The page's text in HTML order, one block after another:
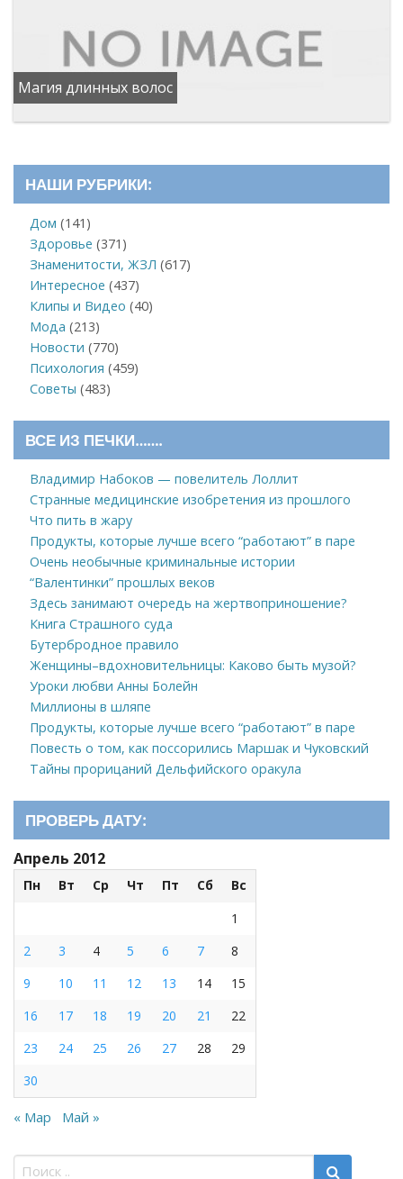
Магия длинных волос
НАШИ РУБРИКИ:
Дом (141)
Здоровье (371)
Знаменитости, ЖЗЛ (617)
Интересное (437)
Клипы и Видео (40)
Мода (213)
Новости (770)
Психология (459)
Советы (483)
ВСЕ ИЗ ПЕЧКИ…….
Владимир Набоков — повелитель Лоллит
Странные медицинские изобретения из прошлого
Что пить в жару
Продукты, которые лучше всего “работают” в паре
Очень необычные криминальные истории
“Валентинки” прошлых веков
Здесь занимают очередь на жертвоприношение?
Книга Страшного суда
Бутербродное правило
Женщины–вдохновительницы: Каково быть музой?
Уроки любви Анны Болейн
Миллионы в шляпе
Продукты, которые лучше всего “работают” в паре
Повесть о том, как поссорились Маршак и Чуковский
Тайны прорицаний Дельфийского оракула
ПРОВЕРЬ ДАТУ:
Апрель 2012
Пн Вт Ср Чт Пт Сб
Вс
1
2
3 4 5 6 7
8
9
10 11 12 13 14
15
16
17 18 19 20 21
22
23
24 25 26 27 28
29
30
« Мар Май »